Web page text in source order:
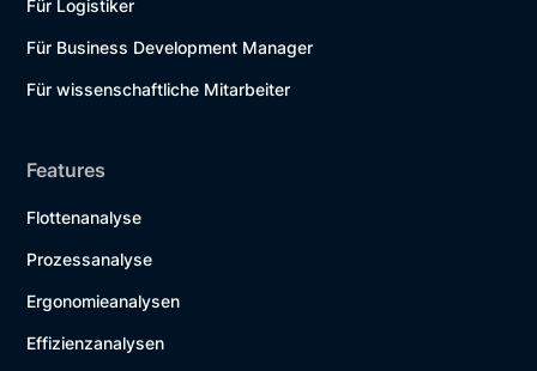
Für Logistiker
Für Business Development Manager
Für wissenschaftliche Mitarbeiter
Features
Flottenanalyse
Prozessanalyse
Ergonomieanalysen
Effizienzanalysen